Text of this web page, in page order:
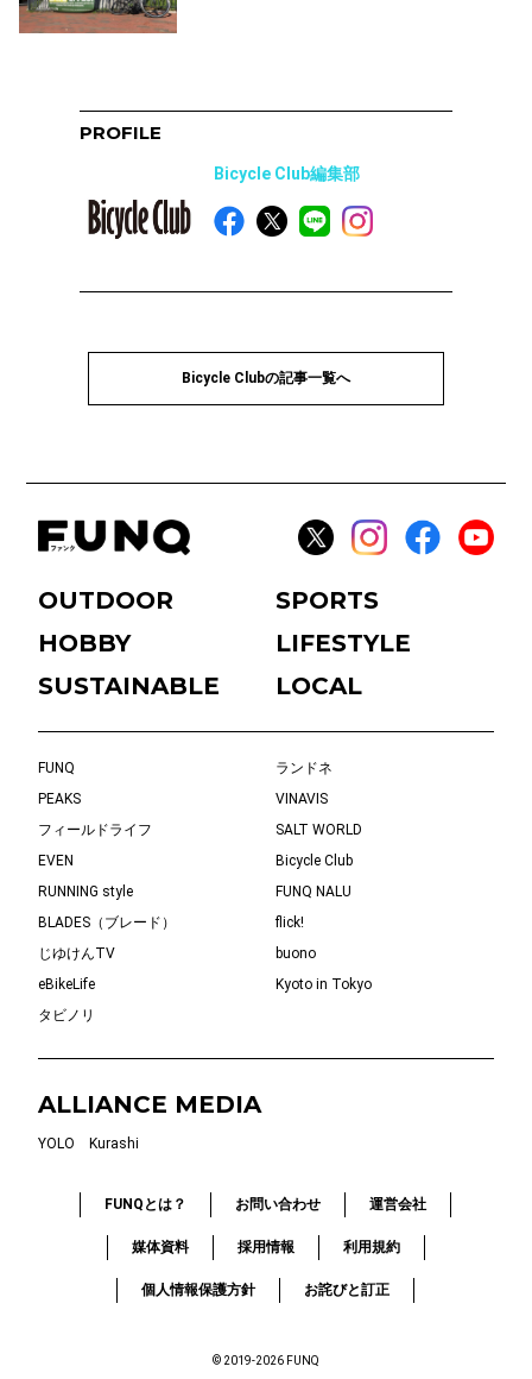
PROFILE
Bicycle Club編集部
Bicycle Clubの記事一覧へ
OUTDOOR
SPORTS
HOBBY
LIFESTYLE
SUSTAINABLE
LOCAL
FUNQ
ランドネ
PEAKS
VINAVIS
フィールドライフ
SALT WORLD
EVEN
Bicycle Club
RUNNING style
FUNQ NALU
BLADES（ブレード）
flick!
じゆけんTV
buono
eBikeLife
Kyoto in Tokyo
タビノリ
ALLIANCE MEDIA
YOLO Kurashi
FUNQとは？ お問い合わせ 運営会社
媒体資料 採用情報 利用規約
個人情報保護方針 お詫びと訂正
© 2019-2026 FUNQ